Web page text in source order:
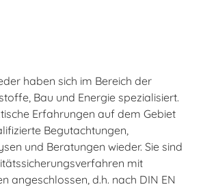
haben sich im Bereich der
Bau und Energie spezialisiert.
Erfahrungen auf dem Gebiet
Begutachtungen,
und Beratungen wieder. Sie sind
mit
angeschlossen, d.h. nach DIN EN